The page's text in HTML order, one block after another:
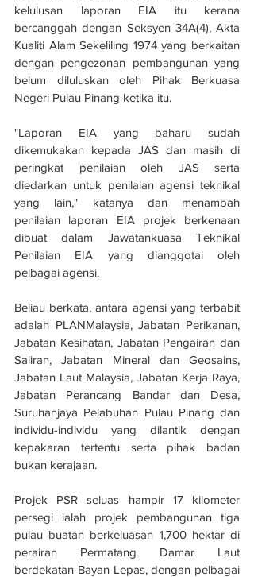
kelulusan laporan EIA itu kerana
bercanggah dengan Seksyen 34A(4), Akta
Kualiti Alam Sekeliling 1974 yang berkaitan
dengan pengezonan pembangunan yang
belum diluluskan oleh Pihak Berkuasa
Negeri Pulau Pinang ketika itu.
"Laporan EIA yang baharu sudah
dikemukakan kepada JAS dan masih di
peringkat penilaian oleh JAS serta
diedarkan untuk penilaian agensi teknikal
yang lain," katanya dan menambah
penilaian laporan EIA projek berkenaan
dibuat dalam Jawatankuasa Teknikal
Penilaian EIA yang dianggotai oleh
pelbagai agensi.
Beliau berkata, antara agensi yang terbabit
adalah PLANMalaysia, Jabatan Perikanan,
Jabatan Kesihatan, Jabatan Pengairan dan
Saliran, Jabatan Mineral dan Geosains,
Jabatan Laut Malaysia, Jabatan Kerja Raya,
Jabatan Perancang Bandar dan Desa,
Suruhanjaya Pelabuhan Pulau Pinang dan
individu-individu yang dilantik dengan
kepakaran tertentu serta pihak badan
bukan kerajaan.
Projek PSR seluas hampir 17 kilometer
persegi ialah projek pembangunan tiga
pulau buatan berkeluasan 1,700 hektar di
perairan Permatang Damar Laut
berdekatan Bayan Lepas, dengan pelbagai